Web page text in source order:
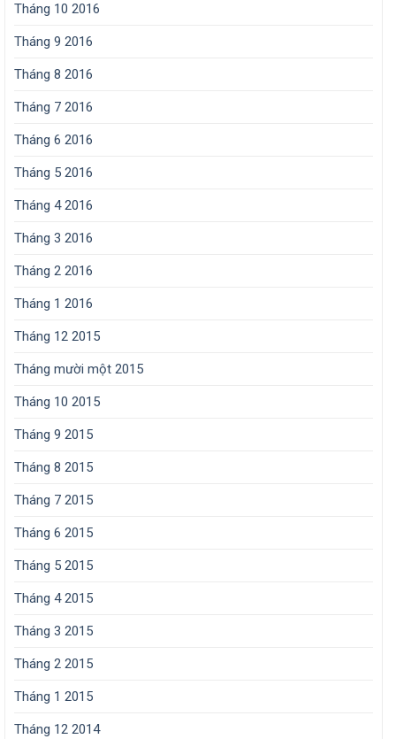
Tháng 10 2016
Tháng 9 2016
Tháng 8 2016
Tháng 7 2016
Tháng 6 2016
Tháng 5 2016
Tháng 4 2016
Tháng 3 2016
Tháng 2 2016
Tháng 1 2016
Tháng 12 2015
Tháng mười một 2015
Tháng 10 2015
Tháng 9 2015
Tháng 8 2015
Tháng 7 2015
Tháng 6 2015
Tháng 5 2015
Tháng 4 2015
Tháng 3 2015
Tháng 2 2015
Tháng 1 2015
Tháng 12 2014